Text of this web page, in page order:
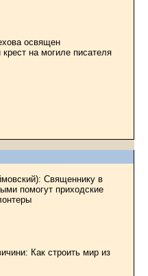
освящен
на могиле писателя
Священнику в
помогут приходские
Как строить мир из